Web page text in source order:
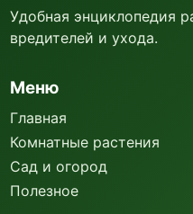
Удобная энциклопедия
вредителей и ухода.
Меню
Главная
Комнатные растения
Сад и огород
Полезное